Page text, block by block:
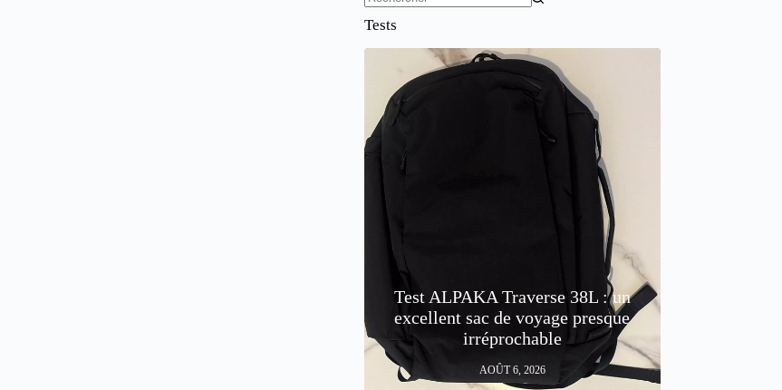
résultat
Tests
Test ALPAKA Traverse 38L : un
excellent sac de voyage presque
irréprochable
AOÛT 6, 2026